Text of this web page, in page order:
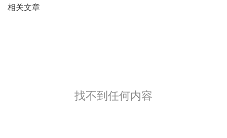
相关文章
找不到任何内容